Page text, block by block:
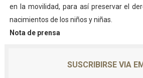
en la movilidad, para así preservar el
nacimientos de los niños y niñas.
Nota de prensa
SUSCRIBIRSE VIA